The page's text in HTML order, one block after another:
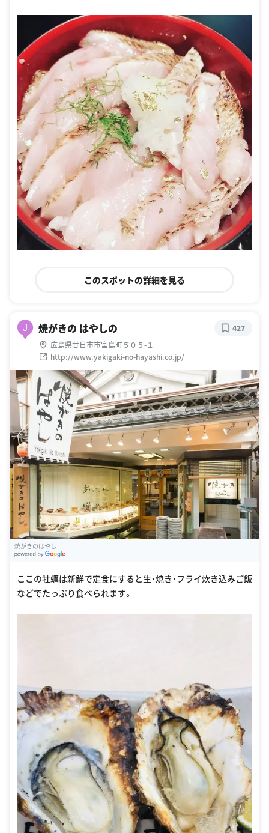
このスポットの詳細を見る
J 焼がきの はやしの
広島県廿日市市宮島町５０５-１
http://www.yakigaki-no-hayashi.co.jp/
427
焼がきのはやし
ここの牡蠣は新鮮で定食にすると生･焼き･フライ炊き込みご飯
などでたっぷり食べられます。